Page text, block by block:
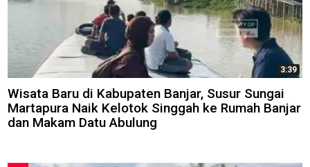
3:39
Wisata Baru di Kabupaten Banjar, Susur Sungai
Martapura Naik Kelotok Singgah ke Rumah Banjar
dan Makam Datu Abulung